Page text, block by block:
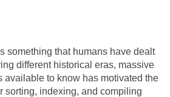
something that humans have dealt
different historical eras, massive
available to know has motivated the
sorting, indexing, and compiling